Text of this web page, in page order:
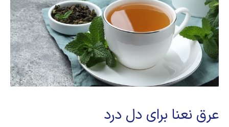
عرق نعنا برای دل درد